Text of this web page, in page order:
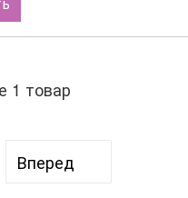
1 товар
Вперед